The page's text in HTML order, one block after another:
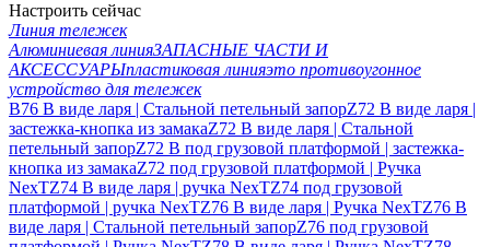
Настроить сейчас
Линия тележек
Алюминиевая линияЗАПАСНЫЕ ЧАСТИ И
АКСЕССУАРЫпластиковая линияэто противоугонное
устройство для тележек
B76 В виде ларя | Стальной петельный запорZ72 В виде ларя |
застежка-кнопка из замакаZ72 В виде ларя | Стальной
петельный запорZ72 В под грузовой платформой | застежка-
кнопка из замакаZ72 под грузовой платформой | Ручка
NexTZ74 В виде ларя | ручка NexTZ74 под грузовой
платформой | ручка NexTZ76 В виде ларя | Ручка NexTZ76 В
виде ларя | Стальной петельный запорZ76 под грузовой